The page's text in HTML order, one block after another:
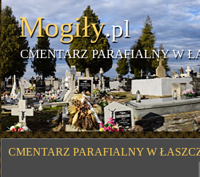
Mogiły.pl
CMENTARZ PARAFIALNY W
CMENTARZ PARAFIALNY W